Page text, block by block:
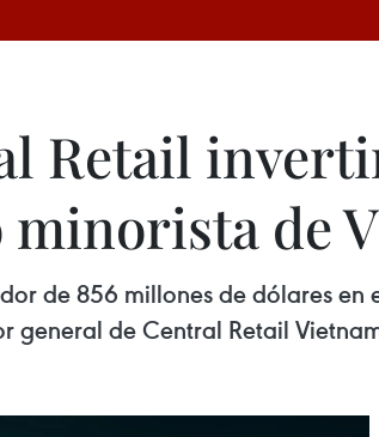
Retail
de
de 856 millones de dólares
general de Central Retail